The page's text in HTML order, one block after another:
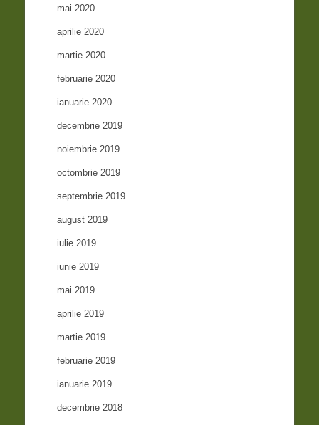
mai 2020
aprilie 2020
martie 2020
februarie 2020
ianuarie 2020
decembrie 2019
noiembrie 2019
octombrie 2019
septembrie 2019
august 2019
iulie 2019
iunie 2019
mai 2019
aprilie 2019
martie 2019
februarie 2019
ianuarie 2019
decembrie 2018